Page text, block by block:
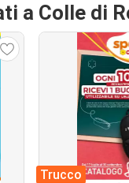
a Colle di
Trucco